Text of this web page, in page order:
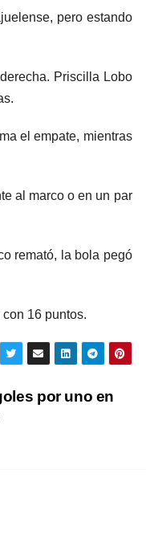
pero estando
Priscilla Lobo
el empate, mientras
al marco o en un par
remató, la bola pegó
16 puntos.
por uno en